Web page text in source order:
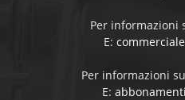
Per informazioni
E:
Per informazioni
E: